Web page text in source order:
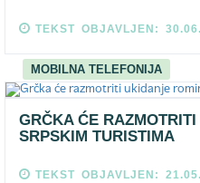
TEKST OBJAVLJEN:
MOBILNA TELEFONIJA
GRČKA ĆE
SRPSKIM TURISTIMA
TEKST OBJAVLJEN: